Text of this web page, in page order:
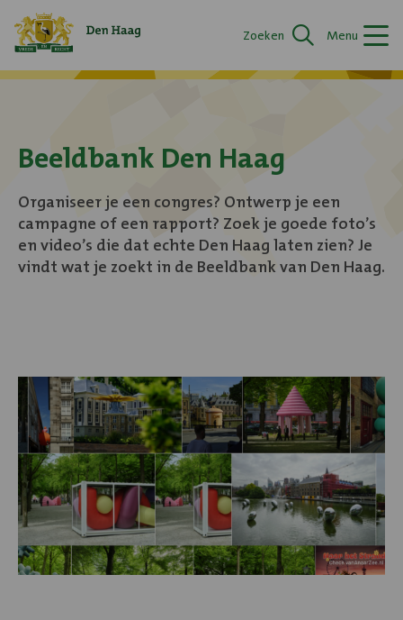
Logo
van
link
naar
homepage
Zoeken Menu
Beeldbank Den Haag
Organiseer je een congres? Ontwerp je een
campagne of een rapport? Zoek je goede foto’s
en video’s die dat echte Den Haag laten zien? Je
vindt wat je zoekt in de Beeldbank van Den Haag.